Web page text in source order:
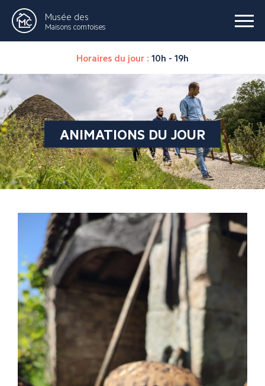
Musée des
Maisons comtoises
Horaires du jour : 10h - 19h
ANIMATIONS DU JOUR